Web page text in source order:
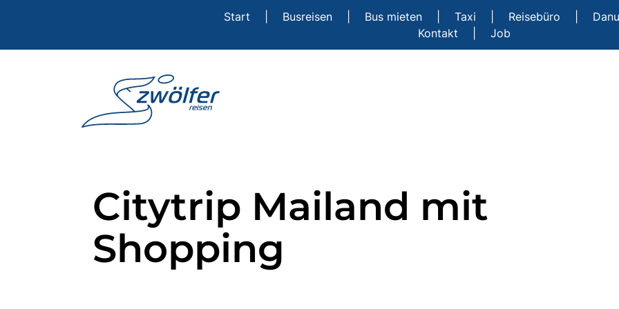
Start Busreisen Bus mieten Taxi Reisebüro
Kontakt
Job
Citytrip Mailand mit
Shopping